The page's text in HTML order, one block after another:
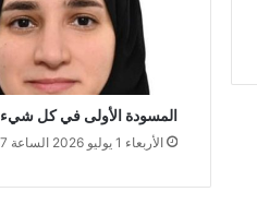
المسودة الأولى في كل شيء
الأربعاء 1 يوليو 2026 الساعة 10:07 م